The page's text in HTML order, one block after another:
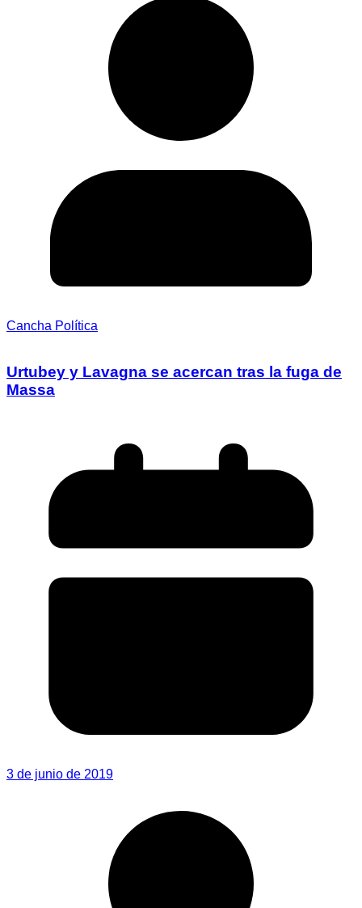
Cancha Política
Urtubey y Lavagna se acercan tras la fuga de
Massa
3 de junio de 2019